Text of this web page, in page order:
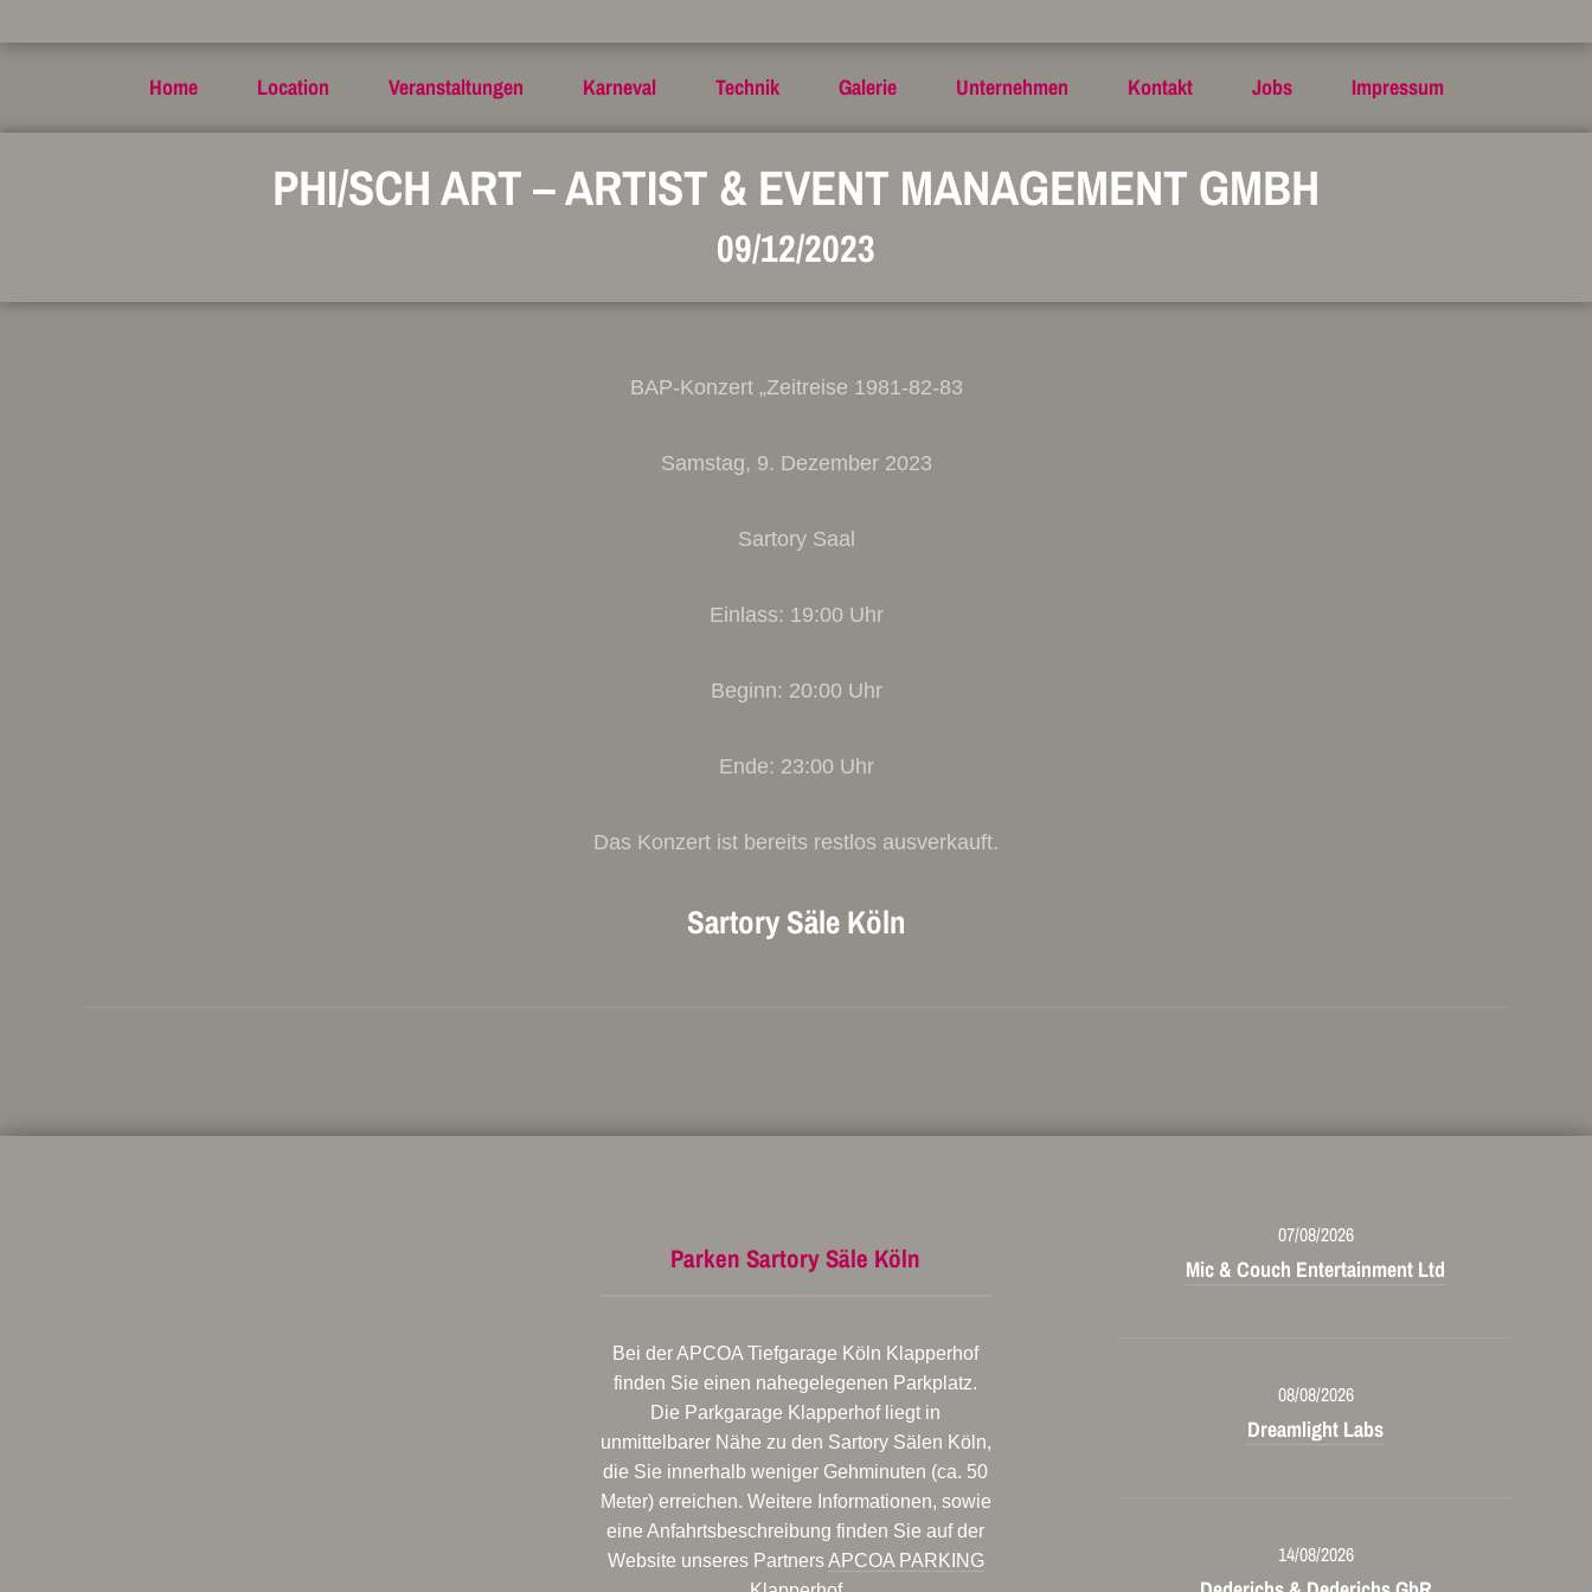
Home Location Veranstaltungen Karneval Technik Galerie Unternehmen Kontakt Jobs Impressum
PHI/SCH ART – ARTIST & EVENT MANAGEMENT GMBH
09/12/2023
BAP-Konzert „Zeitreise 1981-82-83
Samstag, 9. Dezember 2023
Sartory Saal
Einlass: 19:00 Uhr
Beginn: 20:00 Uhr
Ende: 23:00 Uhr
Das Konzert ist bereits restlos ausverkauft.
Sartory Säle Köln
Parken Sartory Säle Köln
Bei der APCOA Tiefgarage Köln Klapperhof
finden Sie einen nahegelegenen Parkplatz.
Die Parkgarage Klapperhof liegt in
unmittelbarer Nähe zu den Sartory Sälen Köln,
die Sie innerhalb weniger Gehminuten (ca. 50
Meter) erreichen. Weitere Informationen, sowie
eine Anfahrtsbeschreibung finden Sie auf der
Website unseres PartnersAPCOA PARKING
07/08/2026
Mic & Couch Entertainment Ltd
08/08/2026
Dreamlight Labs
14/08/2026